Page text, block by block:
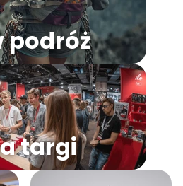
podróż
targi